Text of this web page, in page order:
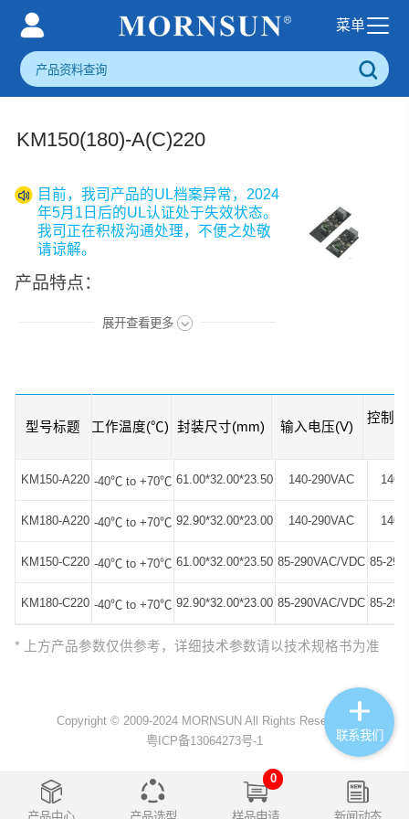
KM150(180)-A(C)220
目前，我司产品的UL档案异常，2024
年5月1日后的UL认证处于失效状态。
我司正在积极沟通处理，不便之处敬
请谅解。
产品特点：
展开查看更多
型号标题 工作温度(℃) 封装尺寸(mm) 输入电压(V)
控制
KM150-A220 -40℃ to +70℃ 61.00*32.00*23.50 140-290VAC 140-
KM180-A220 -40℃ to +70℃ 92.90*32.00*23.00 140-290VAC 140-
KM150-C220 -40℃ to +70℃ 61.00*32.00*23.50 85-290VAC/VDC 85-
KM180-C220 -40℃ to +70℃ 92.90*32.00*23.00 85-290VAC/VDC 85-
* 上方产品参数仅供参考，详细技术参数请以技术规格书为准
型号标题
KM150-A220
KM180-A220
KM150-C220
KM180-C220
0
Copyright © 2009-2024 MORNSUN All Rights Reserved.
粤ICP备13064273号-1
联系我们